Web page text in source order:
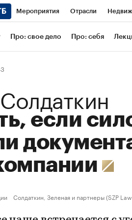
Мероприятия Отрасли
РБК Life
Про: свое дело Про: себя
если
Солдаткин, Зеленая и партнеры (SZP